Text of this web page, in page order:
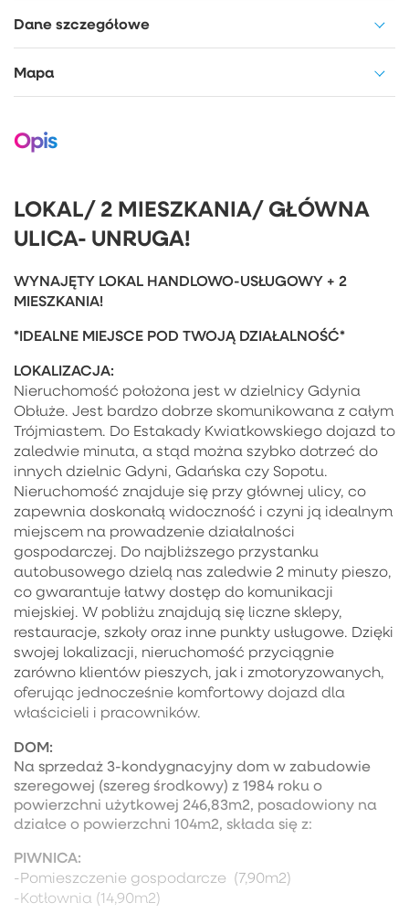
Dane szczegółowe
Mapa
Opis
LOKAL/ 2 MIESZKANIA/ GŁÓWNA
ULICA- UNRUGA!
WYNAJĘTY LOKAL HANDLOWO-USŁUGOWY + 2
MIESZKANIA!
*IDEALNE MIEJSCE POD TWOJĄ DZIAŁALNOŚĆ*
LOKALIZACJA:
Nieruchomość położona jest w dzielnicy Gdynia
Obłuże. Jest bardzo dobrze skomunikowana z całym
Trójmiastem. Do Estakady Kwiatkowskiego dojazd to
zaledwie minuta, a stąd można szybko dotrzeć do
innych dzielnic Gdyni, Gdańska czy Sopotu.
Nieruchomość znajduje się przy głównej ulicy, co
zapewnia doskonałą widoczność i czyni ją idealnym
miejscem na prowadzenie działalności
gospodarczej. Do najbliższego przystanku
autobusowego dzielą nas zaledwie 2 minuty pieszo,
co gwarantuje łatwy dostęp do komunikacji
miejskiej. W pobliżu znajdują się liczne sklepy,
restauracje, szkoły oraz inne punkty usługowe. Dzięki
swojej lokalizacji, nieruchomość przyciągnie
zarówno klientów pieszych, jak i zmotoryzowanych,
oferując jednocześnie komfortowy dojazd dla
właścicieli i pracowników.
DOM:
Na sprzedaż 3-kondygnacyjny dom w zabudowie
szeregowej (szereg środkowy) z 1984 roku o
powierzchni użytkowej 246,83m2, posadowiony na
działce o powierzchni 104m2, składa się z:
PIWNICA:
-Pomieszczenie gospodarcze (7,90m2)
-Kotłownia (14,90m2)